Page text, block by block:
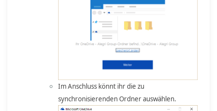
Im Anschluss könnt ihr die zu
synchronisierenden Ordner auswählen.